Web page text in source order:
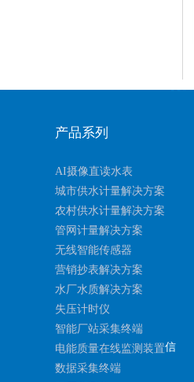
产品系列
AI摄像直读水表
城市供水计量解决方案
农村供水计量解决方案
管网计量解决方案
无线智能传感器
营销抄表解决方案
水厂水质解决方案
失压计时仪
智能厂站采集终端
电能质量在线监测装置
数据采集终端
信